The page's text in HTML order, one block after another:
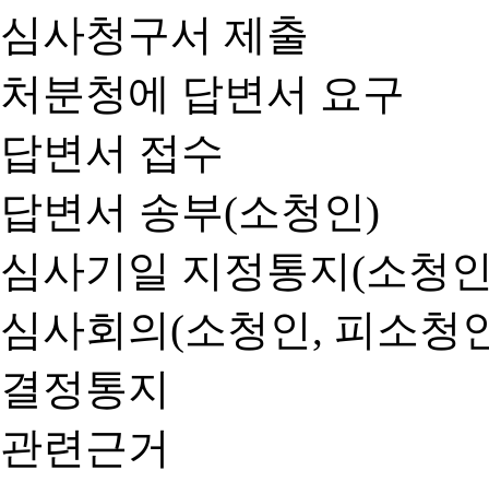
심사청구서 제출
처분청에 답변서 요구
답변서 접수
답변서 송부(소청인)
심사기일 지정통지(소청
심사회의(소청인, 피소청
결정통지
관련근거